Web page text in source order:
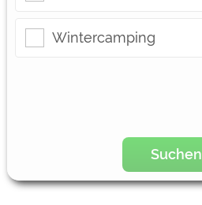
Wintercamping
Suchen